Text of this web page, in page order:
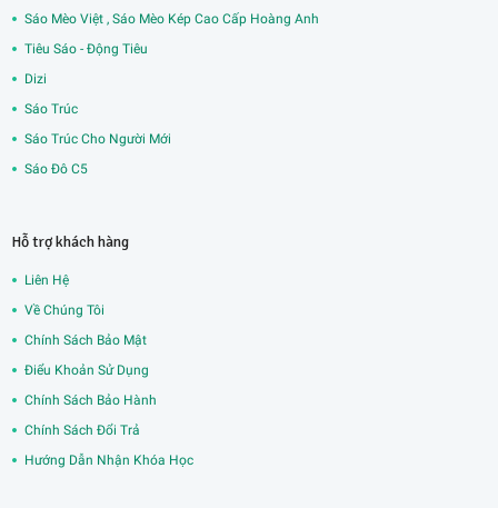
Sáo Mèo Việt , Sáo Mèo Kép Cao Cấp Hoàng Anh
Tiêu Sáo - Động Tiêu
Dizi
Sáo Trúc
Sáo Trúc Cho Người Mới
Sáo Đô C5
Hỗ trợ khách hàng
Liên Hệ
Về Chúng Tôi
Chính Sách Bảo Mật
Điểu Khoản Sử Dụng
Chính Sách Bảo Hành
Chính Sách Đổi Trả
Hướng Dẫn Nhận Khóa Học